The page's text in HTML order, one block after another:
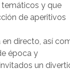
temáticos y que
de aperitivos
directo, así
época y
un